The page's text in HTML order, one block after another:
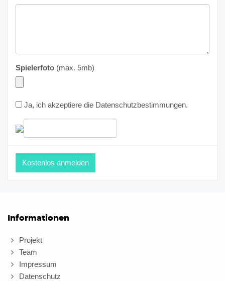
Spielerfoto (max. 5mb)
Ja, ich akzeptiere die Datenschutzbestimmungen.
Informationen
Projekt
Team
Impressum
Datenschutz